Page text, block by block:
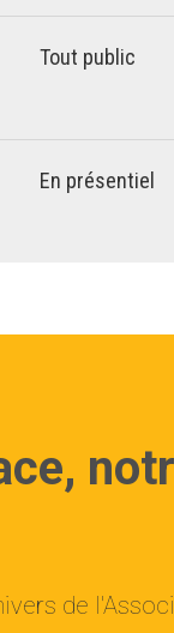
Tout public
En présentiel
de